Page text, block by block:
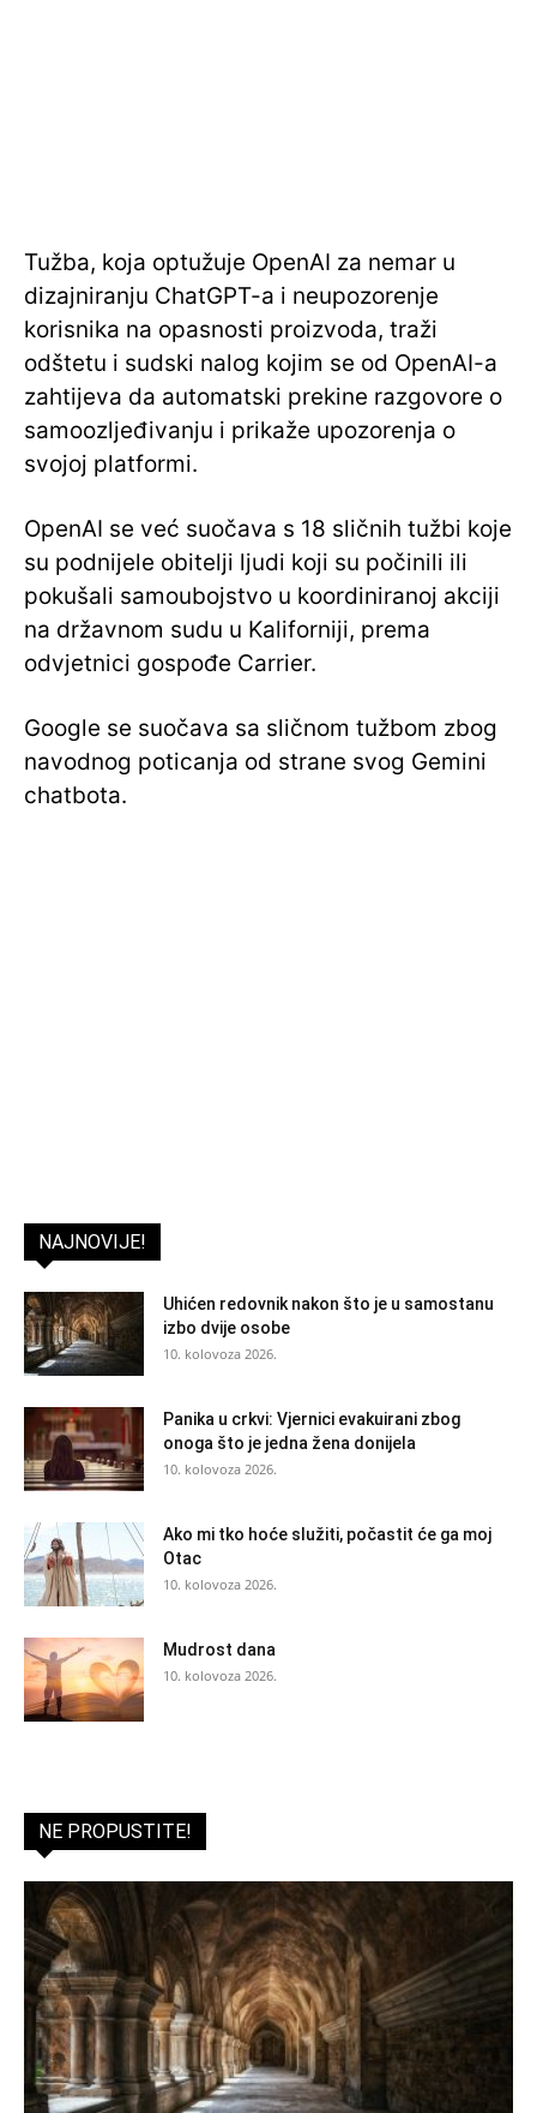
Tužba, koja optužuje OpenAI za nemar u
dizajniranju ChatGPT-a i neupozorenje
korisnika na opasnosti proizvoda, traži
odštetu i sudski nalog kojim se od OpenAI-a
zahtijeva da automatski prekine razgovore o
samoozljeđivanju i prikaže upozorenja o
svojoj platformi.
OpenAI se već suočava s 18 sličnih tužbi koje
su podnijele obitelji ljudi koji su počinili ili
pokušali samoubojstvo u koordiniranoj akciji
na državnom sudu u Kaliforniji, prema
odvjetnici gospođe Carrier.
Google se suočava sa sličnom tužbom zbog
navodnog poticanja od strane svog Gemini
chatbota.
NAJNOVIJE!
Uhićen redovnik nakon što je u samostanu
izbo dvije osobe
10. kolovoza 2026.
Panika u crkvi: Vjernici evakuirani zbog
onoga što je jedna žena donijela
10. kolovoza 2026.
Ako mi tko hoće služiti, počastit će ga moj
Otac
10. kolovoza 2026.
Mudrost dana
10. kolovoza 2026.
NE PROPUSTITE!